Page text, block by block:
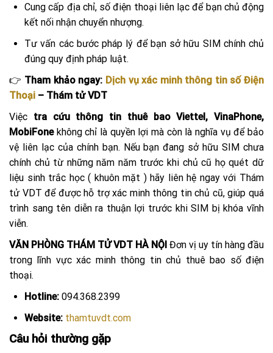
Cung cấp địa chỉ, số điện thoại liên lạc để bạn chủ động
kết nối nhận chuyển nhượng.
Tư vấn các bước pháp lý để bạn sở hữu SIM chính chủ
đúng quy định pháp luật.
👉 Tham khảo ngay: Dịch vụ xác minh thông tin số Điện
Thoại – Thám tử VDT
Việc tra cứu thông tin thuê bao Viettel, VinaPhone,
MobiFonekhông chỉ là quyền lợi mà còn là nghĩa vụ để bảo
vệ liên lạc của chính bạn. Nếu bạn đang sở hữu SIM chưa
chính chủ từ những năm năm trước khi chủ cũ họ quét dữ
liệu sinh trắc học ( khuôn mặt ) hãy liên hệ ngay với Thám
tử VDT để được hỗ trợ xác minh thông tin chủ cũ, giúp quá
trình sang tên diễn ra thuận lợi trước khi SIM bị khóa vĩnh
viễn.
VĂN PHÒNG THÁM TỬ VDT HÀ NỘI Đơn vị uy tín hàng đầu
trong lĩnh vực xác minh thông tin chủ thuê bao số điện
thoại.
Hotline: 094.368.2399
Website: thamtuvdt.com
Câu hỏi thường gặp